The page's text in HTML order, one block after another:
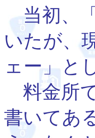
当初、
いたが、
ェー」と
料金所
書いてあ